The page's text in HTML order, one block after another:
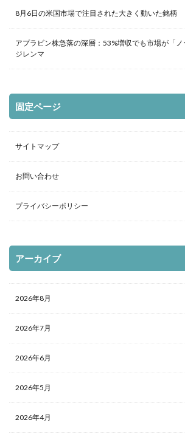
8月6日の米国市場で注目された大きく動いた銘柄
アプラビン株急落の深層：53%増収でも市場が「
ジレンマ
固定ページ
サイトマップ
お問い合わせ
プライバシーポリシー
アーカイブ
2026年8月
2026年7月
2026年6月
2026年5月
2026年4月